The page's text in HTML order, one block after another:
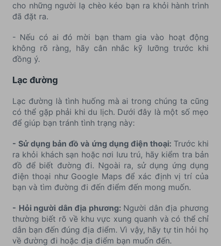
cho những người lạ chèo kéo bạn ra khỏi hành trình
đã đặt ra.
- Nếu có ai đó mời bạn tham gia vào hoạt động
không rõ ràng, hãy cân nhắc kỹ lưỡng trước khi
đồng ý.
Lạc đường
Lạc đường là tình huống mà ai trong chúng ta cũng
có thể gặp phải khi du lịch. Dưới đây là một số mẹo
để giúp bạn tránh tình trạng này:
- Sử dụng bản đồ và ứng dụng điện thoại: Trước khi
ra khỏi khách sạn hoặc nơi lưu trú, hãy kiểm tra bản
đồ để biết đường đi. Ngoài ra, sử dụng ứng dụng
điện thoại như Google Maps để xác định vị trí của
bạn và tìm đường đi đến điểm đến mong muốn.
- Hỏi người dân địa phương: Người dân địa phương
thường biết rõ về khu vực xung quanh và có thể chỉ
dẫn bạn đến đúng địa điểm. Vì vậy, hãy tự tin hỏi họ
về đường đi hoặc địa điểm bạn muốn đến.